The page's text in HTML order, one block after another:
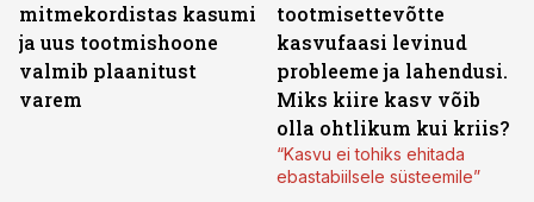
mitmekordistas kasumi
ja uus tootmishoone
valmib plaanitust
varem
tootmisettevõtte
kasvufaasi levinud
probleeme ja lahendusi.
Miks kiire kasv võib
olla ohtlikum kui kriis?
“Kasvu ei tohiks ehitada
ebastabiilsele süsteemile”